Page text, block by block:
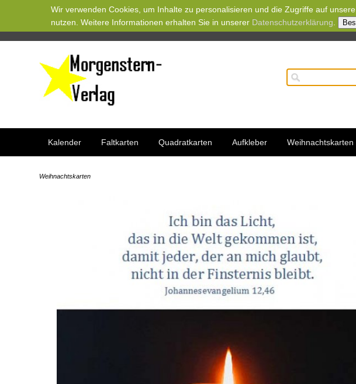
Wir verwenden Cookies, um Inhalte zu personalisieren und die Zugriffe auf
nutzen. Weitere Informationen erhalten Sie in unserer Datenschutzerklärung
Kalender Faltkarten Quadratkarten Aufkleber Weihnachtskarten
Weihnachtskarten